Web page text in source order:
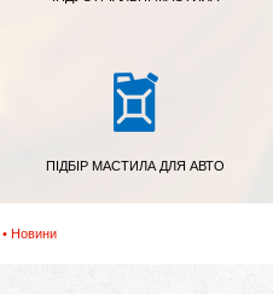
ПІДБІР МАСТИЛА ДЛЯ АВТО
Новини